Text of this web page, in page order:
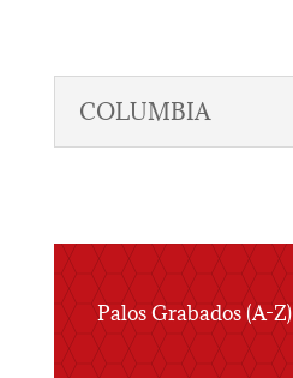
COLUMBIA
Palos Grabados (A-Z)